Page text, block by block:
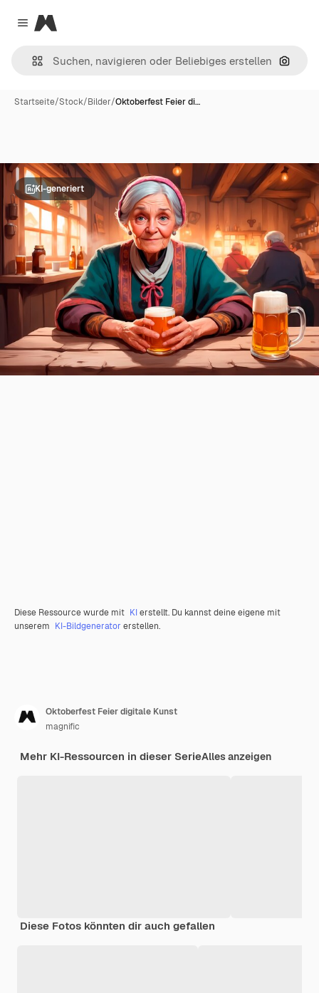
Close menu
Magnific
Nach
Startseite/Stock/Bilder/Oktoberfest Feier di…
KI-generiert
Diese Ressource wurde mit KIerstellt. Du kannst deine eigene mit
unserem KI-Bildgenerator erstellen.
Oktoberfest Feier digitale Kunst
magnific
Mehr KI-Ressourcen in dieser SerieAlles anzeigen
Diese Fotos könnten dir auch gefallen